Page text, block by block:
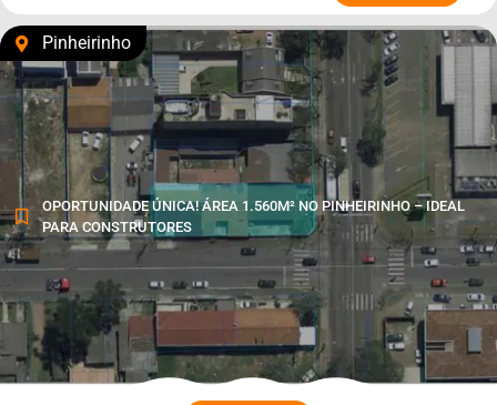
Pinheirinho
OPORTUNIDADE ÚNICA! ÁREA 1.560M² NO PINHEIRINHO – IDEAL
PARA CONSTRUTORES